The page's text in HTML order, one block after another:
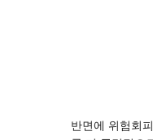
반면에 위험회